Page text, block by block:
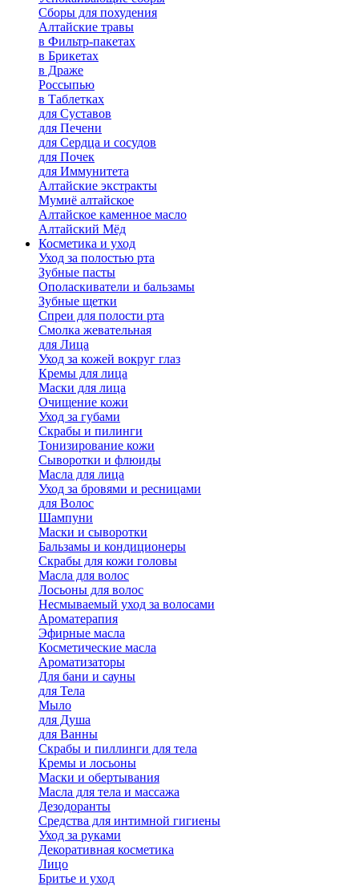
Сборы для похудения
Алтайские травы
в Фильтр-пакетах
в Брикетах
в Драже
Россыпью
в Таблетках
для Cуставов
для Печени
для Сердца и сосудов
для Почек
для Иммунитета
Алтайские экстракты
Мумиё алтайское
Алтайское каменное масло
Алтайский Мёд
Косметика и уход
Уход за полостью рта
Зубные пасты
Ополаскиватели и бальзамы
Зубные щетки
Спреи для полости рта
Смолка жевательная
для Лица
Уход за кожей вокруг глаз
Кремы для лица
Маски для лица
Очищение кожи
Уход за губами
Скрабы и пилинги
Тонизирование кожи
Сыворотки и флюиды
Масла для лица
Уход за бровями и ресницами
для Волос
Шампуни
Маски и сыворотки
Бальзамы и кондиционеры
Скрабы для кожи головы
Масла для волос
Лосьоны для волос
Несмываемый уход за волосами
Ароматерапия
Эфирные масла
Косметические масла
Ароматизаторы
Для бани и сауны
для Тела
Мыло
для Душа
для Ванны
Скрабы и пиллинги для тела
Кремы и лосьоны
Маски и обертывания
Масла для тела и массажа
Дезодоранты
Средства для интимной гигиены
Уход за руками
Декоративная косметика
Лицо
Бритье и уход